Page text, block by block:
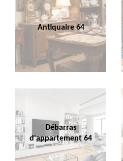
Antiquaire 64
Débarras
d'appartement 64